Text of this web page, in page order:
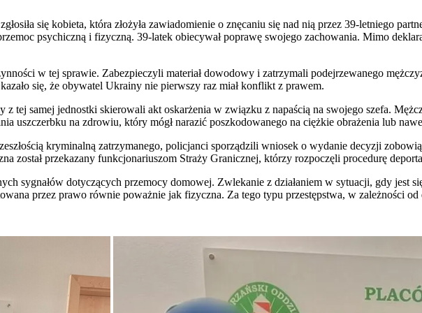
się kobieta, która złożyła zawiadomienie o znęcaniu się nad nią przez 39-letniego
psychiczną i fizyczną. 39-latek obiecywał poprawę swojego zachowania. Mimo
w tej sprawie. Zabezpieczyli materiał dowodowy i zatrzymali podejrzewanego
się, że obywatel Ukrainy nie pierwszy raz miał konflikt z prawem.
tej samej jednostki skierowali akt oskarżenia w związku z napaścią na swojego szefa.
uszczerbku na zdrowiu, który mógł narazić poszkodowanego na ciężkie obrażenia lub
kryminalną zatrzymanego, policjanci sporządzili wniosek o wydanie decyzji
został przekazany funkcjonariuszom Straży Granicznej, którzy rozpoczęli procedurę
sygnałów dotyczących przemocy domowej. Zwlekanie z działaniem w sytuacji, gdy jest
przez prawo równie poważnie jak fizyczna. Za tego typu przestępstwa, w zależności